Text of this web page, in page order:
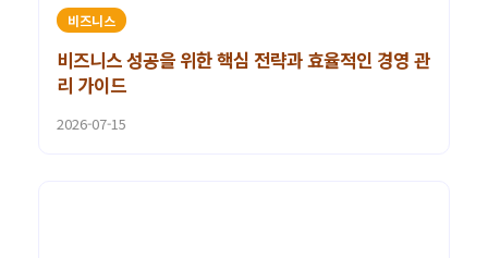
비즈니스
비즈니스 성공을 위한 핵심 전략과 효율적인 경영 관
리 가이드
2026-07-15